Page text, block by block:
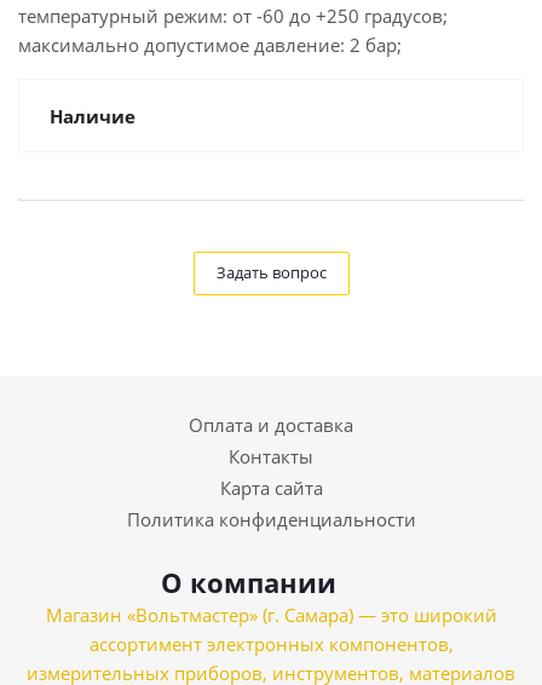
температурный режим: от -60 до +250 градусов;
максимально допустимое давление: 2 бар;
Наличие
Задать вопрос
Оплата и доставка
Контакты
Карта сайта
Политика конфиденциальности
О компании
Магазин «Вольтмастер» (г. Самара) — это широкий
ассортимент электронных компонентов,
измерительных приборов, инструментов, материалов